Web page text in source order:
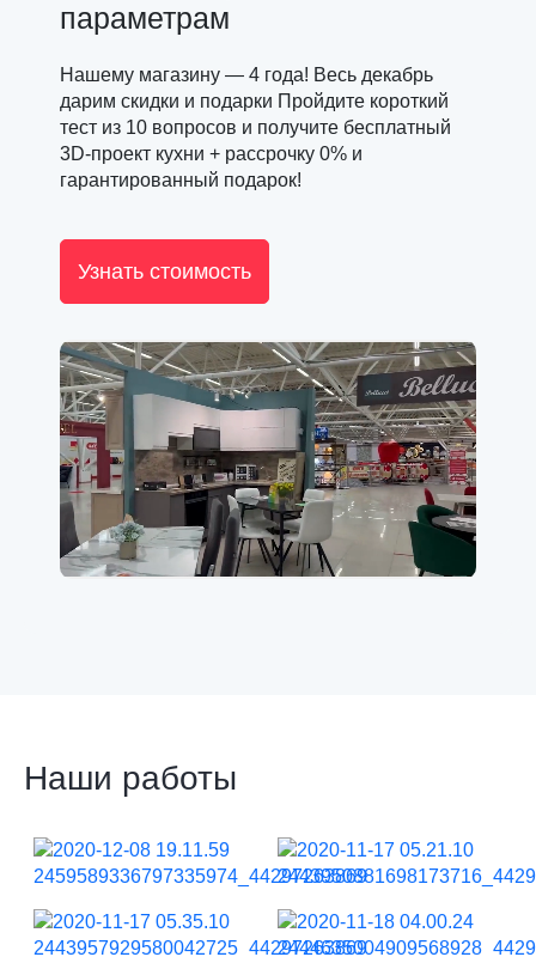
параметрам
Нашему магазину — 4 года! Весь декабрь
дарим скидки и подарки Пройдите короткий
тест из 10 вопросов и получите бесплатный
3D-проект кухни + рассрочку 0% и
гарантированный подарок!
Узнать стоимость
Наши работы